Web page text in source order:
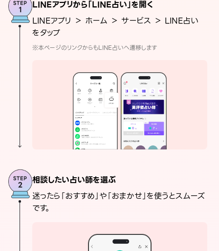
LINEアプリから「LINE占い」を開く
LINEアプリ ＞ ホーム ＞ サービス ＞ LINE占い
をタップ
※本ページのリンクからもLINE占いへ遷移します
相談したい占い師を選ぶ
迷ったら「おすすめ」や「おまかせ」を使うとスムーズ
です。